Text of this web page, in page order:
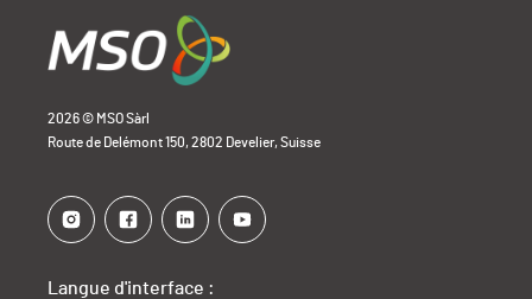
2026 © MSO Sàrl
Route de Delémont 150, 2802 Develier, Suisse
Langue d'interface :